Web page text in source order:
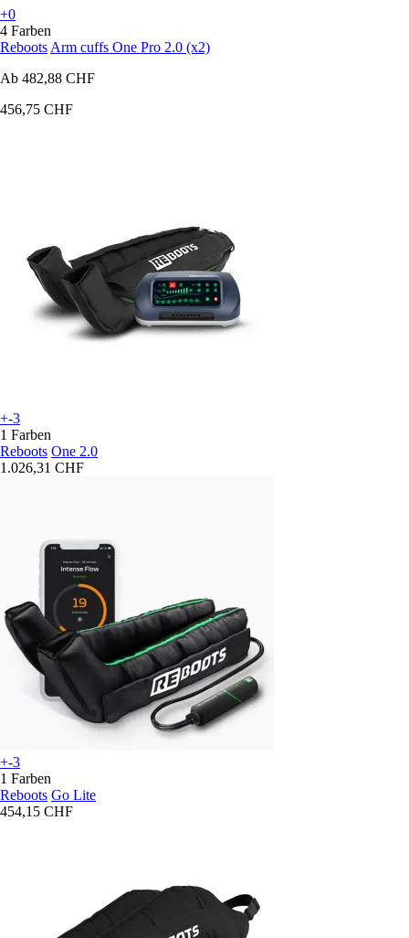
+0
4 Farben
Reboots Arm cuffs One Pro 2.0 (x2)
Ab 482,88 CHF
456,75 CHF
+-3
1 Farben
Reboots One 2.0
1.026,31 CHF
+-3
1 Farben
Reboots Go Lite
454,15 CHF